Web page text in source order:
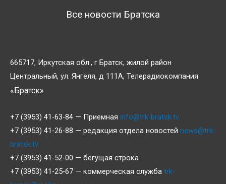
Все новости Братска
665717, Иркутская обл., г Братск, жилой район
Центральный, ул. Янгеля, д 111А, Телерадиокомпания
«Братск»
+7 (3953) 41-63-84 — Приемная info@trk-bratsk.tv
+7 (3953) 41-26-88 — редакция отдела новостей news@trk-
bratsk.tv
+7 (3953) 41-52-00 — бегущая строка
+7 (3953) 41-25-67 — коммерческая служба trk-